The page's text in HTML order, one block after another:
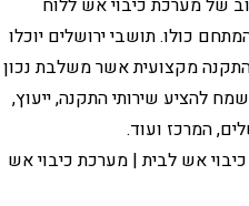
של מערכת כיבוי אש ללוח
כולו. תושבי ירושלים יוכלו
מקצועית אשר משלבת נכון
להציע שירותי התקנה, ייעוץ,
המרכז ועוד.
אש לבית | מערכת כיבוי אש